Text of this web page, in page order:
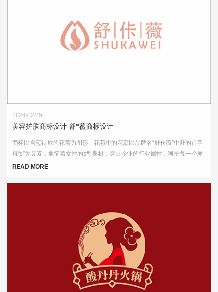
2024/02/29
美容护肤商标设计-舒*薇商标设计
商标以含苞待放的花蕾为图形，花苞中的花蕊以品牌名“舒佧薇”中舒的首字
母“s”为元素，象征着女性的s型身材，突出企业的行业属性，呵护每一个爱
美的你。
READ MORE